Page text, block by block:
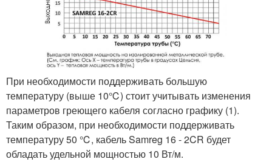
При необходимости поддерживать большую
температуру (выше 10℃) стоит учитывать изменения
параметров греющего кабеля согласно графику (1).
Таким образом, при необходимости поддерживать
температуру 50 ℃, кабель Samreg 16 - 2CR будет
обладать удельной мощностью 10 Вт/м.